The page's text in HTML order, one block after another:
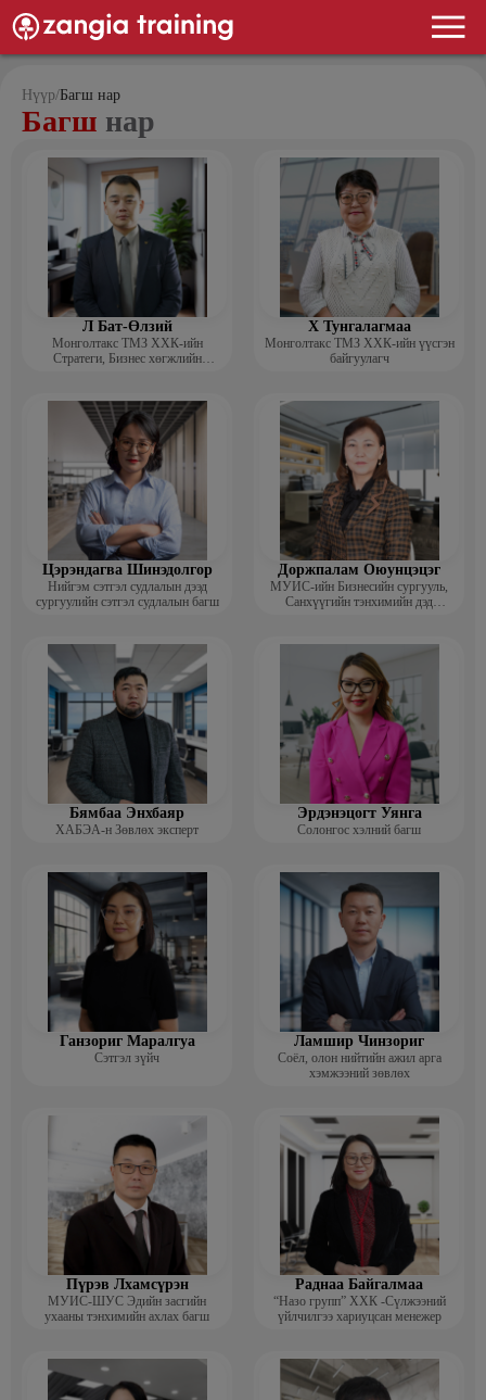
Нүүр/Багш нар
Багш нар
Л Бат-Өлзий
Монголтакс ТМЗ ХХК-ийн
Стратеги, Бизнес хөгжлийн
Х Тунгалагмаа
Монголтакс ТМЗ ХХК-ийн үүсгэн
байгуулагч
Цэрэндагва Шинэдолгор
Нийгэм сэтгэл судлалын дээд
сургуулийн сэтгэл судлалын багш
Доржпалам Оюунцэцэг
МУИС-ийн Бизнесийн сургууль,
Санхүүгийн тэнхимийн дэд
Бямбаа Энхбаяр
ХАБЭА-н Зөвлөх эксперт
Эрдэнэцогт Уянга
Солонгос хэлний багш
Ганзориг Маралгуа
Сэтгэл зүйч
Ламшир Чинзориг
Соёл, олон нийтийн ажил арга
хэмжээний зөвлөх
Пүрэв Лхамсүрэн
МУИС-ШУС Эдийн засгийн
ухааны тэнхимийн ахлах багш
Раднаа Байгалмаа
“Назо групп” ХХК -Сүлжээний
үйлчилгээ хариуцсан менежер